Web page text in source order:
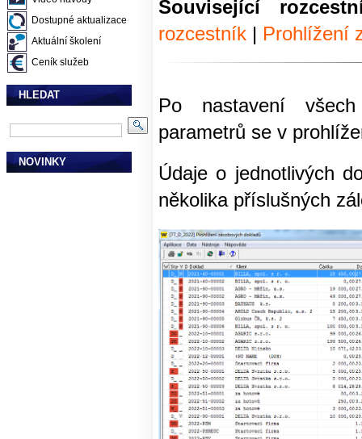
Dostupné aktualizace
Aktuální školení
Ceník služeb
HLEDAT
NOVINKY
Související
rozcestník | Prohlížení
Po nastavení
parametrů se v
Údaje o jednotlivých
několika příslušných